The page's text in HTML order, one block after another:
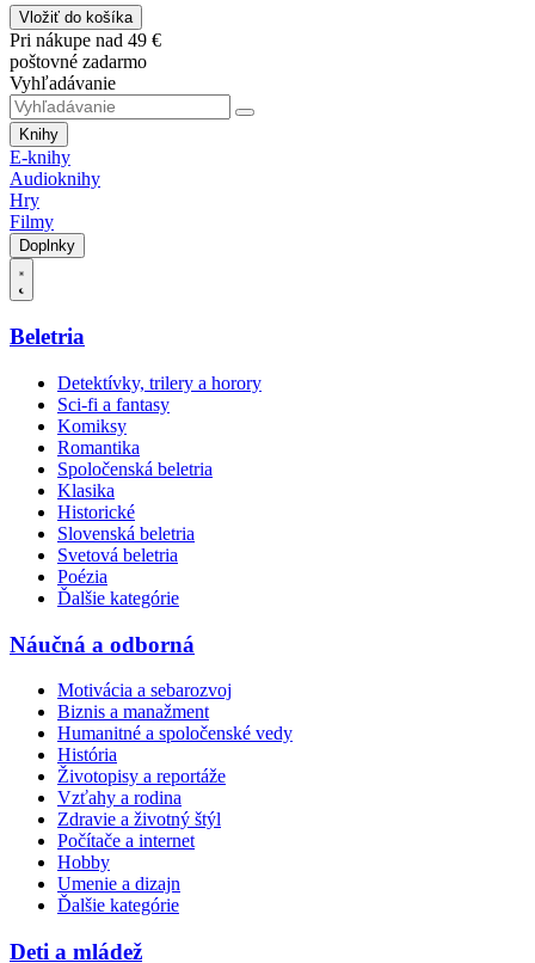
Vložiť do košíka
Pri nákupe nad 49 €
poštovné zadarmo
Vyhľadávanie
Knihy
E-knihy
Audioknihy
Hry
Filmy
Doplnky
Beletria
Detektívky, trilery a horory
Sci-fi a fantasy
Komiksy
Romantika
Spoločenská beletria
Klasika
Historické
Slovenská beletria
Svetová beletria
Poézia
Ďalšie kategórie
Náučná a odborná
Motivácia a sebarozvoj
Biznis a manažment
Humanitné a spoločenské vedy
História
Životopisy a reportáže
Vzťahy a rodina
Zdravie a životný štýl
Počítače a internet
Hobby
Umenie a dizajn
Ďalšie kategórie
Deti a mládež